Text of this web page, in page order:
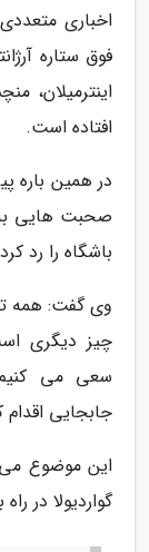
اخباری
فوق ستاره
اینترمیلان،
افتاده است.
در همین باره
صحبت هایی
باشگاه را رد
وی گفت: همه
چیز دیگری
سعی می
جابجایی اقدام
این موضوع
گواردیولا در